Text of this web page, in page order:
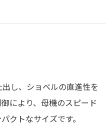
し、ショベルの直進性を
により、母機のスピード
クトなサイズです。